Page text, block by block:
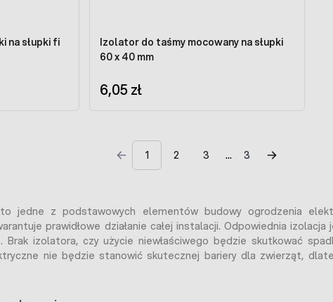
na słupki fi
Izolator do taśmy mocowany na słupki
60 x 40 mm
6,05 zł
1 2 3 3
to jedne z podstawowych elementów budowy ogrodzenia
prawidłowe działanie całej instalacji. Odpowiednia
Brak izolatora, czy użycie niewłaściwego będzie skutkować
nie będzie stanowić skutecznej bariery dla zwierząt,